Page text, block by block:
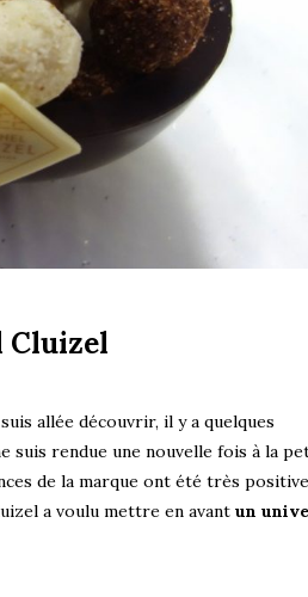
Cluizel
allée découvrir, il y a quelques
suis rendue une nouvelle fois à la
de la marque ont été très
a voulu mettre en avant un